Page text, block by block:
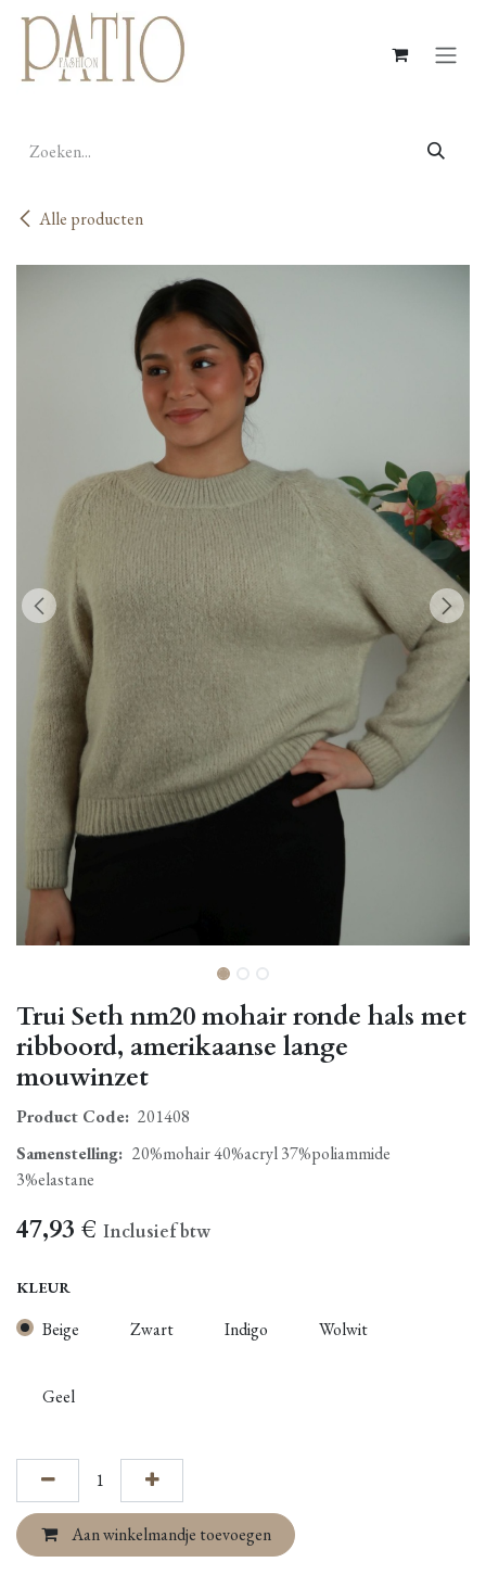
Overslaan naar inhoud
Alle producten
Trui Seth nm20 mohair ronde hals met
ribboord, amerikaanse lange
mouwinzet
Product Code: 201408
Samenstelling: 20%mohair 40%acryl 37%poliammide
3%elastane
47,93 € Inclusief btw
KLEUR
Beige Zwart Indigo Wolwit
Geel
Aan winkelmandje toevoegen